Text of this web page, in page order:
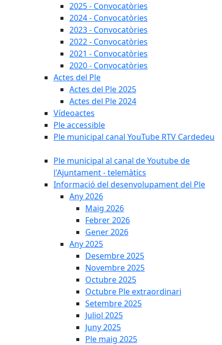
2025 - Convocatòries
2024 - Convocatòries
2023 - Convocatòries
2022 - Convocatòries
2021 - Convocatòries
2020 - Convocatòries
Actes del Ple
Actes del Ple 2025
Actes del Ple 2024
Vídeoactes
Ple accessible
Ple municipal canal YouTube RTV Cardedeu
Ple municipal al canal de Youtube de
l'Ajuntament - telemàtics
Informació del desenvolupament del Ple
Any 2026
Maig 2026
Febrer 2026
Gener 2026
Any 2025
Desembre 2025
Novembre 2025
Octubre 2025
Octubre Ple extraordinari
Setembre 2025
Juliol 2025
Juny 2025
Ple maig 2025